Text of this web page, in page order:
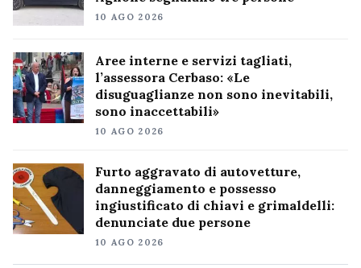
10 AGO 2026
Aree interne e servizi tagliati,
l’assessora Cerbaso: «Le
disuguaglianze non sono inevitabili,
sono inaccettabili»
10 AGO 2026
Furto aggravato di autovetture,
danneggiamento e possesso
ingiustificato di chiavi e grimaldelli:
denunciate due persone
10 AGO 2026